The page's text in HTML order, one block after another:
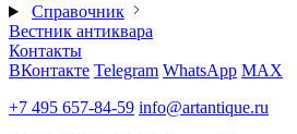
Справочник
Вестник антиквара
Контакты
ВКонтакте Telegram WhatsApp MAX
+7 495 657-84-59 info@artantique.ru